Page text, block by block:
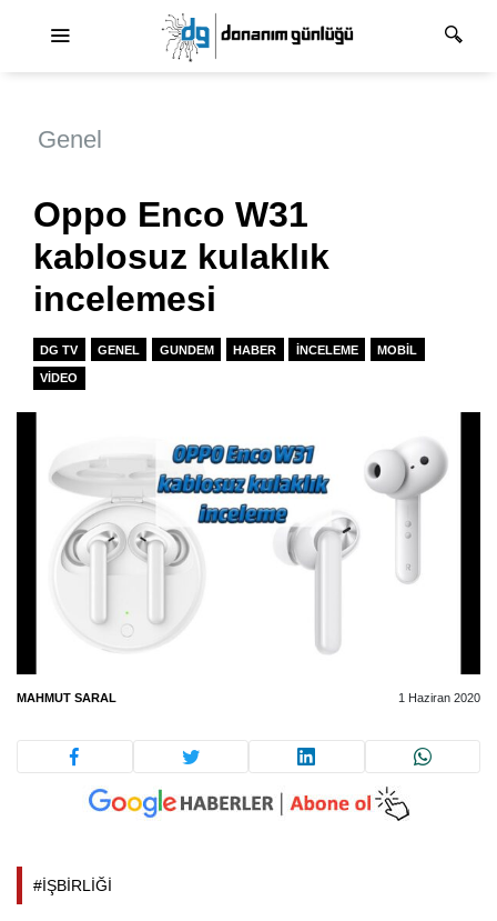
Genel
Oppo Enco W31
kablosuz kulaklık
incelemesi
DG TV GENEL GUNDEM HABER İNCELEME MOBIL
VIDEO
MAHMUT SARAL 1 Haziran 2020
#İŞBİRLİĞİ